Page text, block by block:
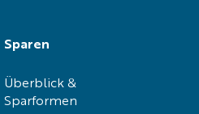
Sparen
Überblick &
Sparformen